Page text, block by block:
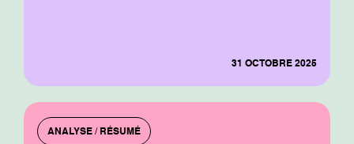
31 OCTOBRE 2025
ANALYSE / RÉSUMÉ